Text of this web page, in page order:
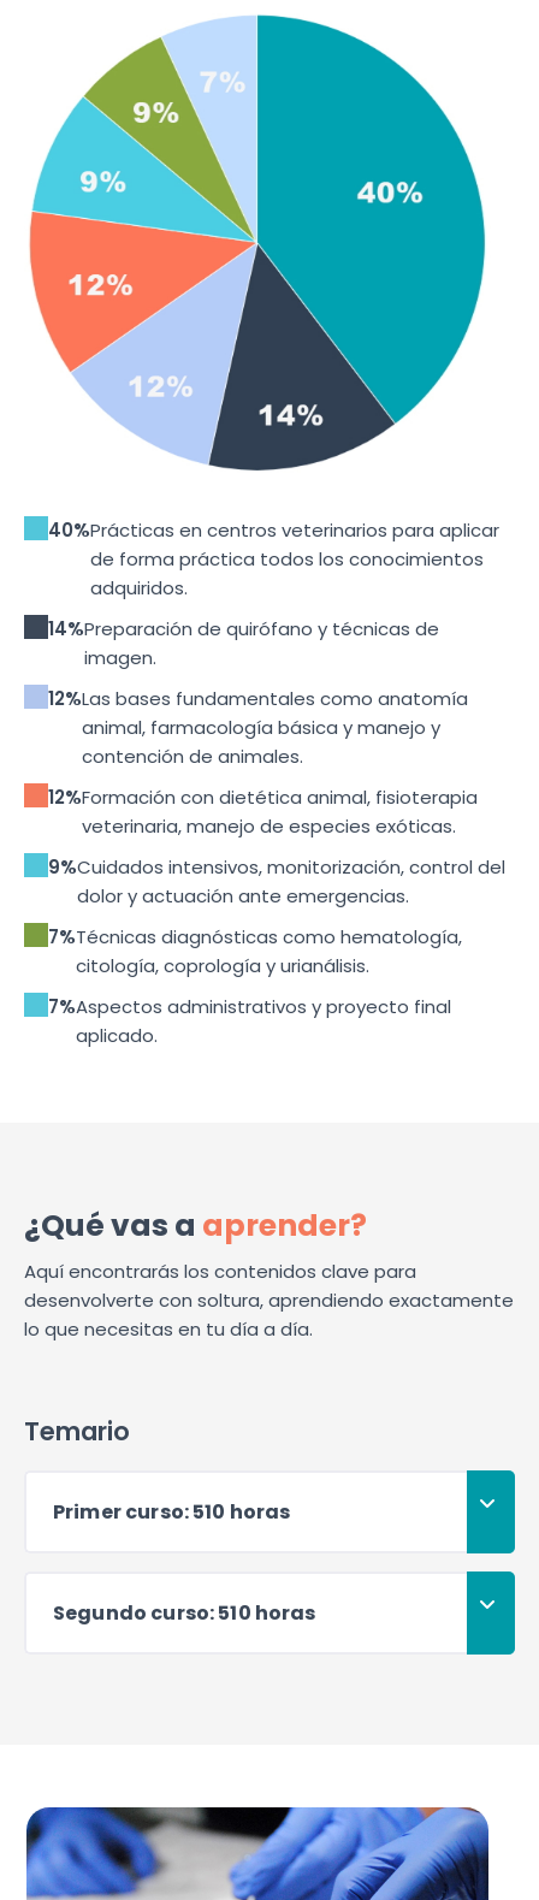
40%Prácticas en centros veterinarios para aplicar
de forma práctica todos los conocimientos
adquiridos.
14%Preparación de quirófano y técnicas de
imagen.
12%Las bases fundamentales como anatomía
animal, farmacología básica y manejo y
contención de animales.
12%Formación con dietética animal, fisioterapia
veterinaria, manejo de especies exóticas.
9%Cuidados intensivos, monitorización, control del
dolor y actuación ante emergencias.
7%Técnicas diagnósticas como hematología,
citología, coprología y urianálisis.
7%Aspectos administrativos y proyecto final
aplicado.
¿Qué vas a aprender?
Aquí encontrarás los contenidos clave para
desenvolverte con soltura, aprendiendo exactamente
lo que necesitas en tu día a día.
Temario
Primer curso: 510 horas
Segundo curso: 510 horas